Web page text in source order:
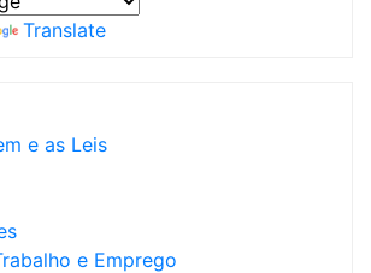
Translate
e as Leis
e Emprego